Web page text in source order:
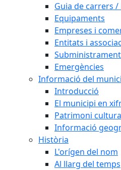
Guia de carrers /
Equipaments
Empreses i
Entitats i
Emergències
Informació del
Introducció
El municipi en
Patrimoni
Informació
Història
L'orígen del nom
Al llarg del temps